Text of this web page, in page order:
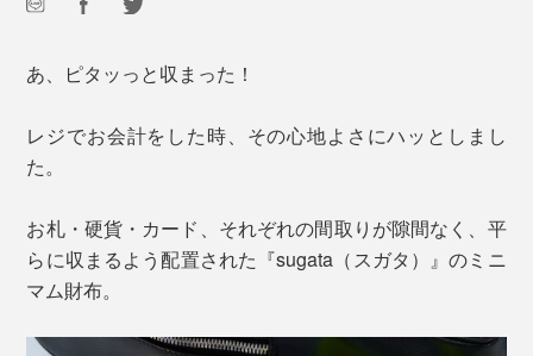
あ、ピタッっと収まった！
レジでお会計をした時、その心地よさにハッとしまし
た。
お札・硬貨・カード、それぞれの間取りが隙間なく、平
らに収まるよう配置された『sugata（スガタ）』のミニ
マム財布。